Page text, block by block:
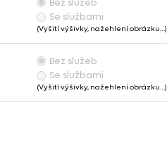
Se službami
(Vyšití výšivky, nažehlení obrázku…)
Bez služeb
Se službami
(Vyšití výšivky, nažehlení obrázku…)